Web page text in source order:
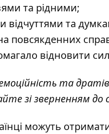
та рідними;
відчуттями та
повсякденних
відновити
та
зі зверненням до
можуть